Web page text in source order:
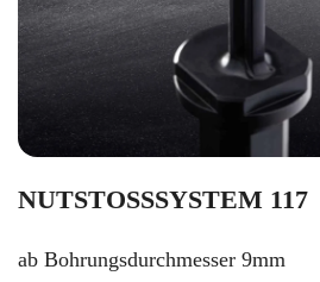
NUTSTOSSSYSTEM 117
ab Bohrungsdurchmesser 9mm